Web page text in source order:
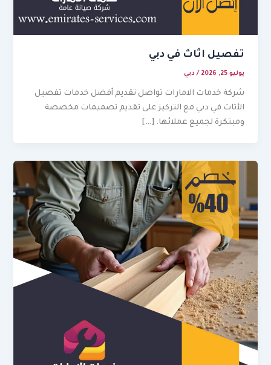
تفصيل اثاث في دبي
يوليو 25, 2026 / دبي
شركة خدمات الامارات تواصل تقديم أفضل خدمات تفصيل
الأثاث في دبي مع التركيز على تقديم تصميمات مخصصة
ومبتكرة لجميع عملائها. […]